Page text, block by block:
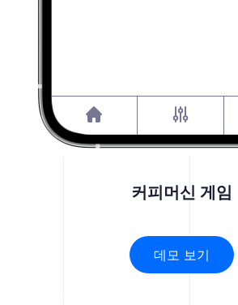
커피머신 게임
데모 보기